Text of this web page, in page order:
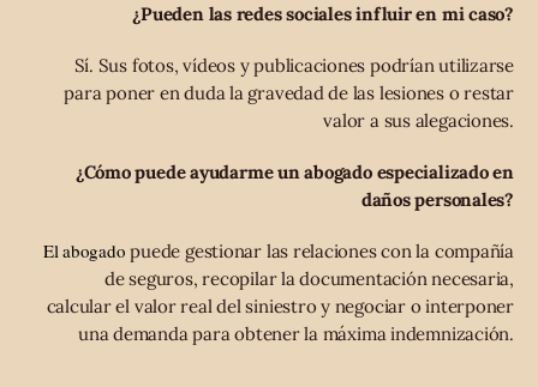
¿Pueden las redes sociales influir en mi caso?
Sí. Sus fotos, vídeos y publicaciones podrían utilizarse
para poner en duda la gravedad de las lesiones o restar
valor a sus alegaciones.
¿Cómo puede ayudarme un abogado especializado en
daños personales?
El abogado puede gestionar las relaciones con la compañía
de seguros, recopilar la documentación necesaria,
calcular el valor real del siniestro y negociar o interponer
una demanda para obtener la máxima indemnización.